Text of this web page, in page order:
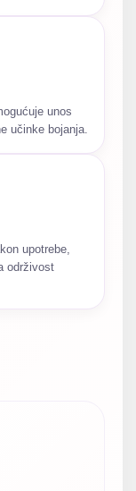
unos
učinke bojanja.
upotrebe,
održivost